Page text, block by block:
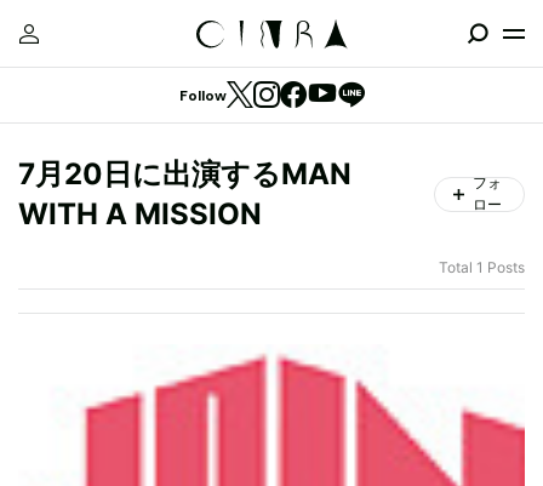
Follow
7月20日に出演するMAN
WITH A MISSION
フォ
ロー
Total 1 Posts